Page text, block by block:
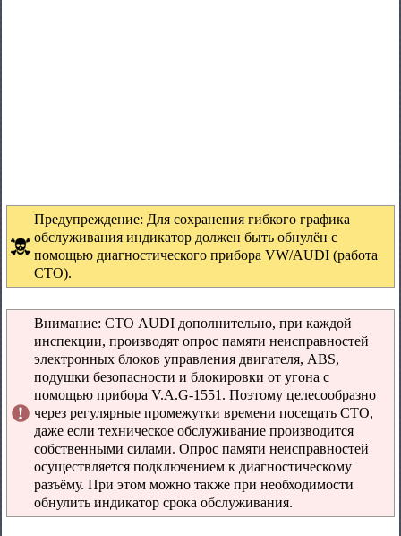
Предупреждение: Для сохранения гибкого графика
обслуживания индикатор должен быть обнулён с
помощью диагностического прибора VW/AUDI (работа
СТО).
Внимание: СТО AUDI дополнительно, при каждой
инспекции, производят опрос памяти неисправностей
электронных блоков управления двигателя, ABS,
подушки безопасности и блокировки от угона с
помощью прибора V.A.G-1551. Поэтому целесообразно
через регулярные промежутки времени посещать СТО,
даже если техническое обслуживание производится
собственными силами. Опрос памяти неисправностей
осуществляется подключением к диагностическому
разъёму. При этом можно также при необходимости
обнулить индикатор срока обслуживания.